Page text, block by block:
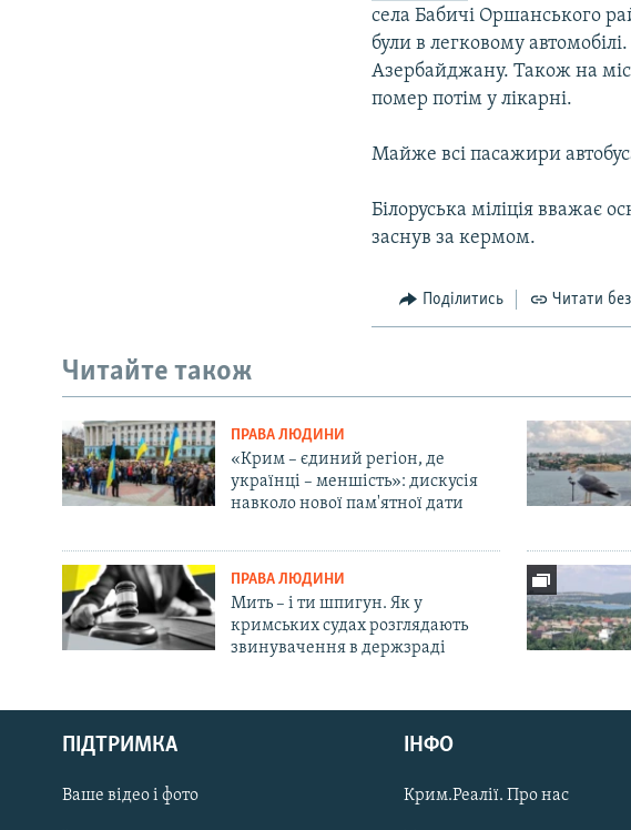
Русский
Qırımtatar
ДОЛУЧАЙСЯ!
села Бабичі Оршанського
були в легковому
Азербайджану. Також на
помер потім у лікарні.
Майже всі пасажири
Білоруська міліція вважає
заснув за кермом.
Поділитись Читати
Читайте також
ПРАВА ЛЮДИНИ
«Крим – єдиний регіон, де
українці – меншість»: дискусія
навколо нової пам'ятної дати
ПРАВА ЛЮДИНИ
Мить – і ти шпигун. Як у
кримських судах розглядають
звинувачення в держзраді
ПІДТРИМКА
Ваше відео і фото
ІНФО
Крим.Реалії. Про нас